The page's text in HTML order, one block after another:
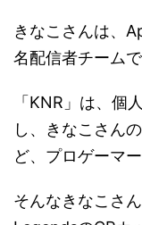
きなこさんは、
名配信者チーム
「KNR」は、個
し、きなこさん
ど、プロゲーマ
そんなきなこさ